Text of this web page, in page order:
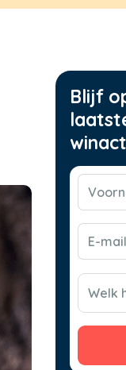
Blijf
E-
mail
CAPTCHA
Welk